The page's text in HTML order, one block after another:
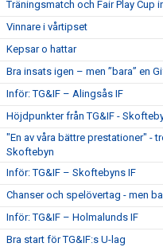
Träningsmatch och Fair Play Cup
Vinnare i vårtipset
Kepsar o hattar
Bra insats igen – men ”bara” en
Inför: TG&IF – Alingsås IF
Höjdpunkter från TG&IF -
"En av våra bättre prestationer" -
Skoftebyn
Inför: TG&IF – Skoftebyns IF
Chanser och spelövertag - men
Inför: TG&IF – Holmalunds IF
Bra start för TG&IF:s U-lag